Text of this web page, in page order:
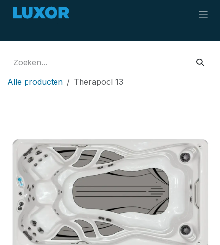
Overslaan naar inhoud
Alle producten Therapool 13